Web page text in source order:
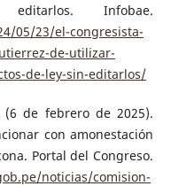
Infobae.
05/23/el-congresista-
de-utilizar-
de-ley-sin-editarlos/
(6 de febrero de 2025).
con amonestación
Portal del Congreso.
noticias/comision-